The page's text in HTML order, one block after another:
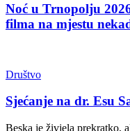
Noć u Trnopolju
filma na mjestu
Društvo
Sjećanje na dr. Esu
Beska je živjela prekratko,